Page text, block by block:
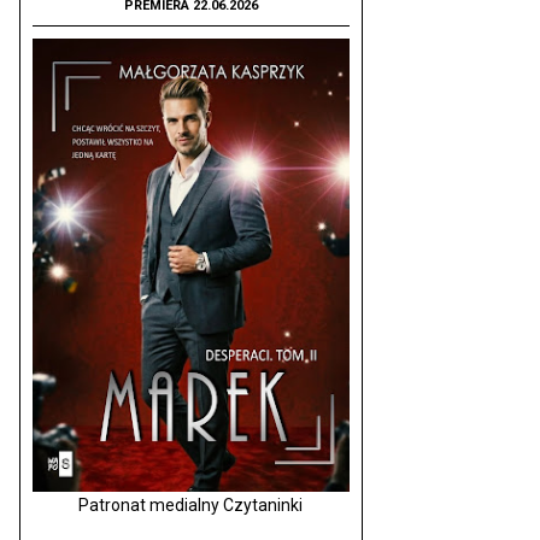
PREMIERA 22.06.2026
Patronat medialny Czytaninki